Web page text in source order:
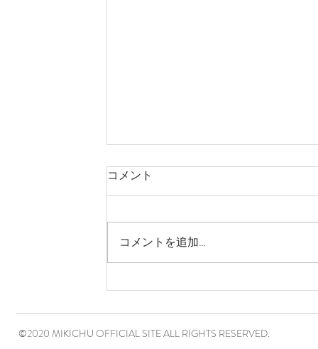
コメント
コメントを追加…
©2020 MIKICHU OFFICIAL SITE ALL RIGHTS RESERVED.